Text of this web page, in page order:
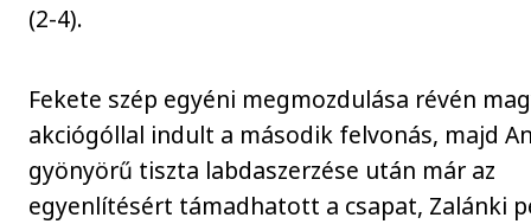
(2-4).
Fekete szép egyéni megmozdulása révén
akciógóllal indult a második felvonás, majd
gyönyörű tiszta labdaszerzése után már az
egyenlítésért támadhatott a csapat, Zalánki